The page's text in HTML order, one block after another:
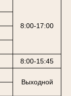
8:00-17:00
8:00-15:45
Выходной